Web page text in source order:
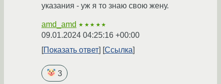
указания - уж я то знаю свою жену.
amd_amd ★★★★★
09.01.2024 04:25:16 +00:00
Показать ответ
Ссылка
3